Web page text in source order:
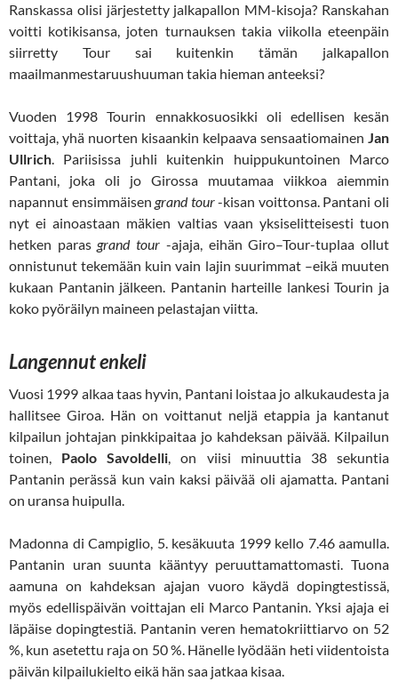
Ranskassa olisi järjestetty jalkapallon MM-kisoja? Ranskahan
voitti kotikisansa, joten turnauksen takia viikolla eteenpäin
siirretty Tour sai kuitenkin tämän jalkapallon
maailmanmestaruushuuman takia hieman anteeksi?
Vuoden 1998 Tourin ennakkosuosikki oli edellisen kesän
voittaja, yhä nuorten kisaankin kelpaava sensaatiomainen Jan
Ullrich. Pariisissa juhli kuitenkin huippukuntoinen Marco
Pantani, joka oli jo Girossa muutamaa viikkoa aiemmin
napannut ensimmäisen grand tour-kisan voittonsa. Pantani oli
nyt ei ainoastaan mäkien valtias vaan yksiselitteisesti tuon
hetken paras grand tour -ajaja, eihän Giro–Tour-tuplaa ollut
onnistunut tekemään kuin vain lajin suurimmat –eikä muuten
kukaan Pantanin jälkeen. Pantanin harteille lankesi Tourin ja
koko pyöräilyn maineen pelastajan viitta.
Langennut enkeli
Vuosi 1999 alkaa taas hyvin, Pantani loistaa jo alkukaudesta ja
hallitsee Giroa. Hän on voittanut neljä etappia ja kantanut
kilpailun johtajan pinkkipaitaa jo kahdeksan päivää. Kilpailun
toinen, Paolo Savoldelli, on viisi minuuttia 38 sekuntia
Pantanin perässä kun vain kaksi päivää oli ajamatta. Pantani
on uransa huipulla.
Madonna di Campiglio, 5. kesäkuuta 1999 kello 7.46 aamulla.
Pantanin uran suunta kääntyy peruuttamattomasti. Tuona
aamuna on kahdeksan ajajan vuoro käydä dopingtestissä,
myös edellispäivän voittajan eli Marco Pantanin. Yksi ajaja ei
läpäise dopingtestiä. Pantanin veren hematokriittiarvo on 52
%, kun asetettu raja on 50 %. Hänelle lyödään heti viidentoista
päivän kilpailukielto eikä hän saa jatkaa kisaa.